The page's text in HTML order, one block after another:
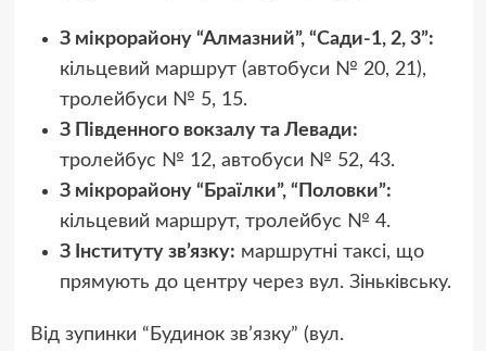
З мікрорайону “Алмазний”, “Сади-1, 2, 3”:
кільцевий маршрут (автобуси № 20, 21),
тролейбуси № 5, 15.
З Південного вокзалу та Левади:
тролейбус № 12, автобуси № 52, 43.
З мікрорайону “Браїлки”, “Половки”:
кільцевий маршрут, тролейбус № 4.
З Інституту зв’язку: маршрутні таксі, що
прямують до центру через вул. Зіньківську.
Від зупинки “Будинок зв’язку” (вул.